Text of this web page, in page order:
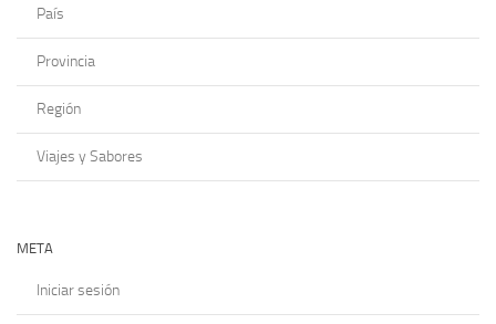
País
Provincia
Región
Viajes y Sabores
META
Iniciar sesión